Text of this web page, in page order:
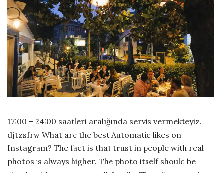
17:00 – 24:00 saatleri aralığında servis vermekteyiz.
djtzsfrw What are the best Automatic likes on
Instagram? The fact is that trust in people with real
photos is always higher. The photo itself should be